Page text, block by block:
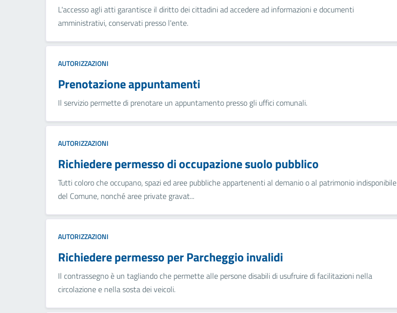
L'accesso agli atti garantisce il diritto dei cittadini ad accedere ad informazioni e documenti
amministrativi, conservati presso l'ente.
AUTORIZZAZIONI
Prenotazione appuntamenti
Il servizio permette di prenotare un appuntamento presso gli uffici comunali.
AUTORIZZAZIONI
Richiedere permesso di occupazione suolo pubblico
Tutti coloro che occupano, spazi ed aree pubbliche appartenenti al demanio o al patrimonio indisponibile
del Comune, nonché aree private gravat...
AUTORIZZAZIONI
Richiedere permesso per Parcheggio invalidi
Il contrassegno è un tagliando che permette alle persone disabili di usufruire di facilitazioni nella
circolazione e nella sosta dei veicoli.